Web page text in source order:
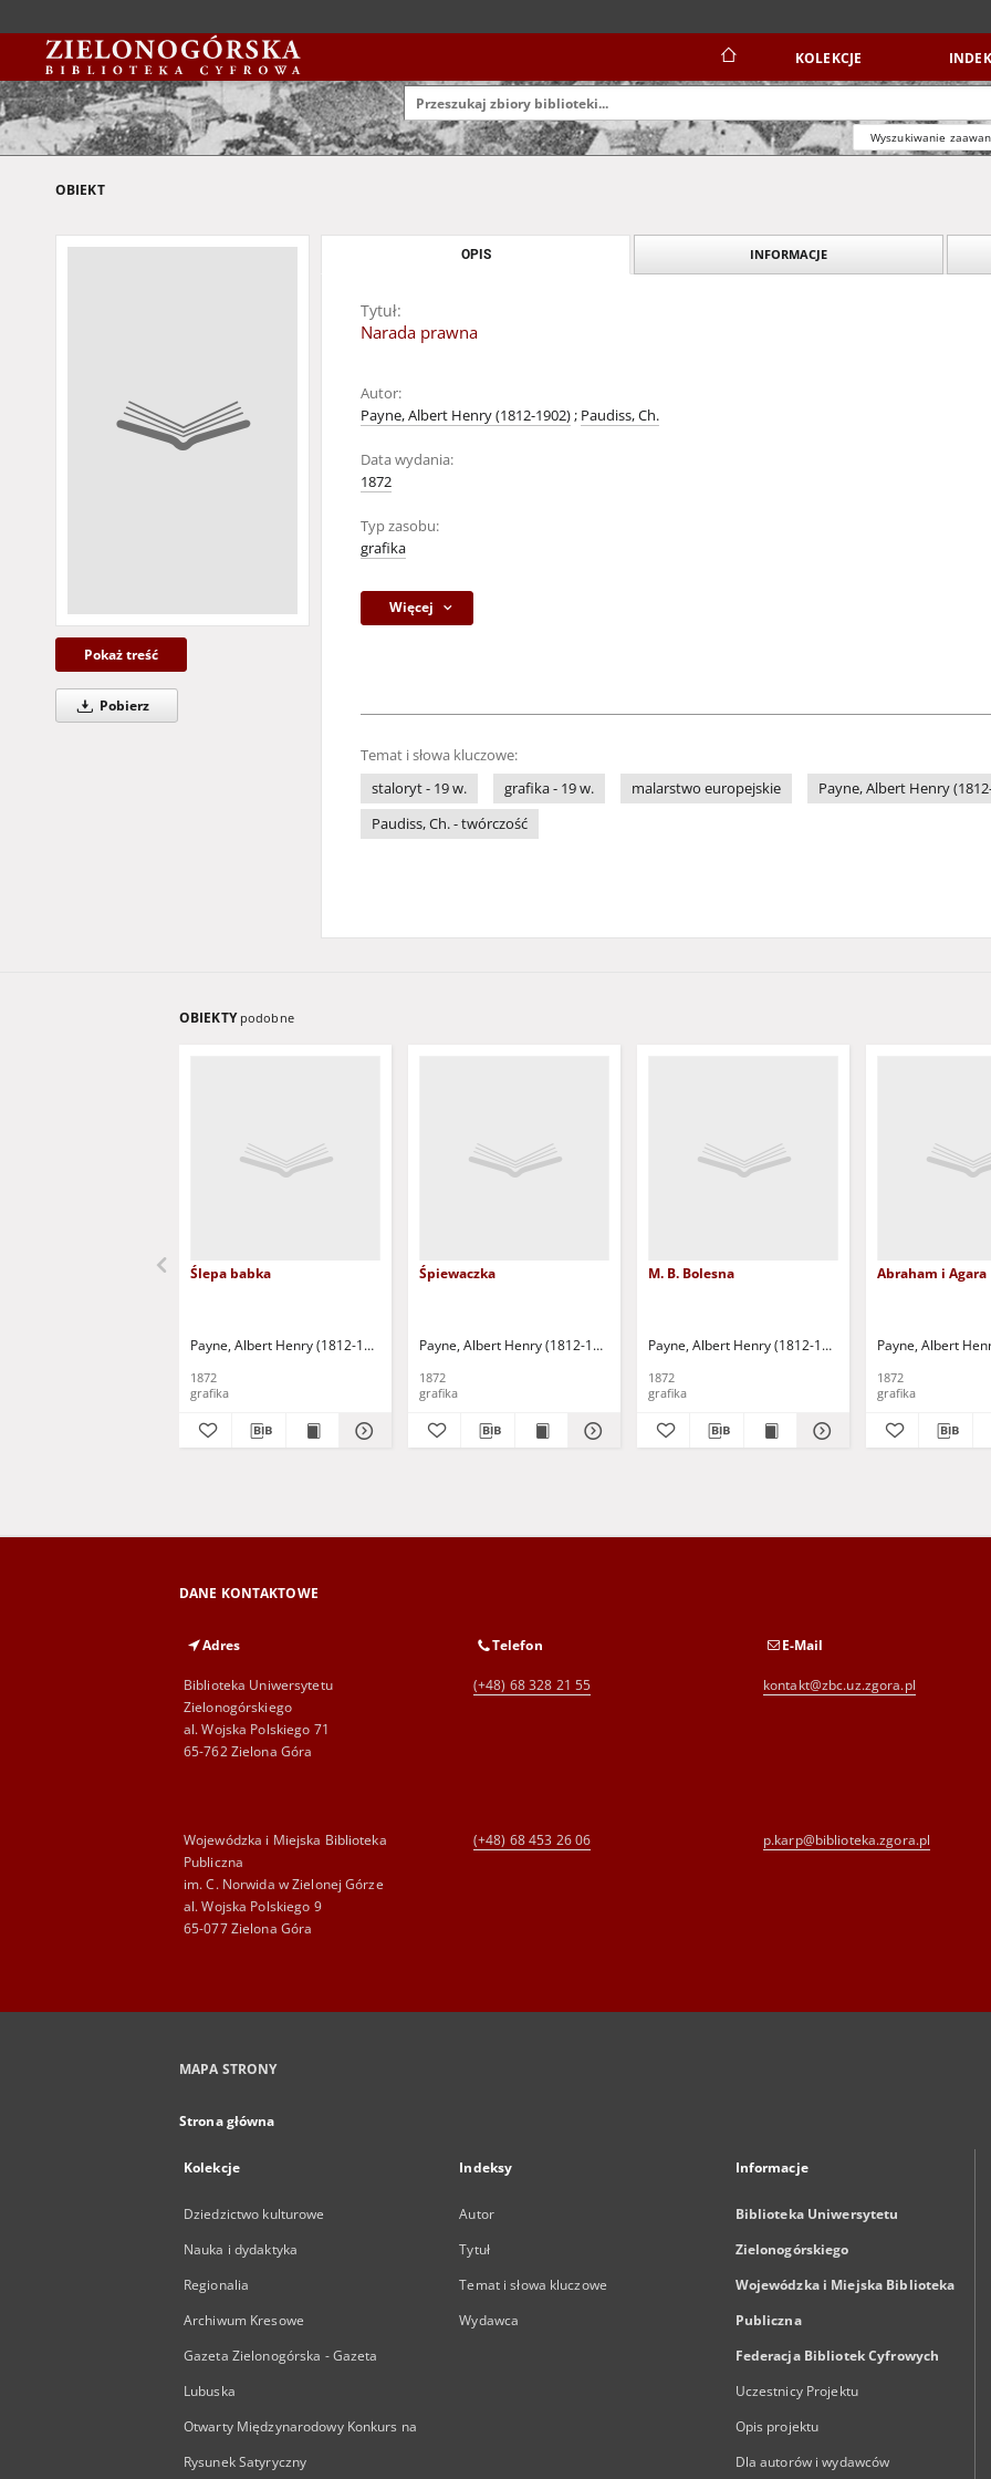
KOLEKCJE
Wyszukiwanie
OBIEKT
Pokaż treść
Pobierz
OPIS INFORMACJE
Tytuł:
Narada prawna
Autor:
Payne, Albert Henry (1812-1902); Paudiss, Ch.
Data wydania:
1872
Typ zasobu:
grafika
Więcej
Temat i słowa kluczowe:
staloryt - 19 w.
grafika - 19 w. malarstwo europejskie
Payne, Albert Henry
Paudiss, Ch. - twórczość
OBIEKTY podobne
Ślepa babka
Payne, Albert Henry (1812-1902) Chodowiecki, Daniel (1726-1801)
1872
grafika
Śpiewaczka
Payne, Albert Henry (1812-1902) Netscher, Caspar (1635/1636-1684)
1872
grafika
M. B. Bolesna
Payne, Albert Henry (1812-1902) Reni, Guido (1575-
1872
grafika
Abraham i Agara
Payne, Albert
1872
grafika
DANE KONTAKTOWE
Adres
Biblioteka Uniwersytetu
Zielonogórskiego
al. Wojska Polskiego 71
65-762 Zielona Góra
Telefon
(+48) 68 328 21 55
E-Mail
kontakt@zbc.uz.zgora.pl
Wojewódzka i Miejska Biblioteka
Publiczna
im. C. Norwida w Zielonej Górze
al. Wojska Polskiego 9
65-077 Zielona Góra
(+48) 68 453 26 06 p.karp@biblioteka.zgora.pl
MAPA STRONY
Strona główna
Kolekcje
Dziedzictwo kulturowe
Nauka i dydaktyka
Regionalia
Archiwum Kresowe
Gazeta Zielonogórska - Gazeta
Lubuska
Otwarty Międzynarodowy Konkurs na
Rysunek Satyryczny
Indeksy
Autor
Tytuł
Temat i słowa kluczowe
Wydawca
Informacje
Biblioteka Uniwersytetu
Zielonogórskiego
Wojewódzka i Miejska Biblioteka
Publiczna
Federacja Bibliotek Cyfrowych
Uczestnicy Projektu
Opis projektu
Dla autorów i wydawców